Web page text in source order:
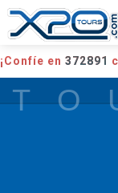
¡Confíe en 372891
T O